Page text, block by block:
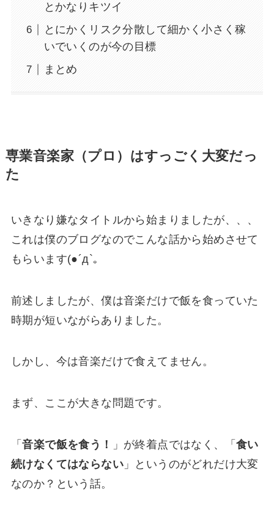
とかなりキツイ
とにかくリスク分散して細かく小さく稼
いでいくのが今の目標
まとめ
専業音楽家（プロ）はすっごく大変だっ
た
いきなり嫌なタイトルから始まりましたが、、、
これは僕のブログなのでこんな話から始めさせて
もらいます(●´д`｡
前述しましたが、僕は音楽だけで飯を食っていた
時期が短いながらありました 。
しかし、今は音楽だけで食えてません。
まず、 ここが大きな問題です。
「音楽で飯を食う！ 」が終着点ではなく、「 食い
続けなくてはならない」というのがどれだけ大変
なのか？という話。